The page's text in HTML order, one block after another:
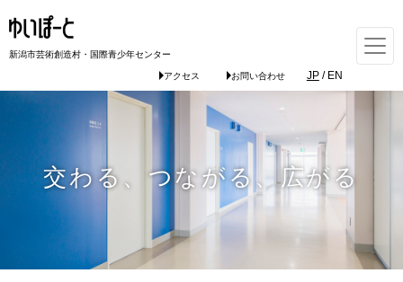
交わる、つながる、広がる
新潟市芸術創造村・国際青少年センター
アクセス お問い合わせ JP/ EN